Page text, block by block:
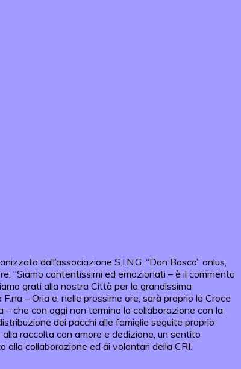
dall’associazione S.I.N.G. “Don Bosco” onlus,
“Siamo contentissimi ed emozionati – è il commento
grati alla nostra Città per la grandissima
– Oria e, nelle prossime ore, sarà proprio la Croce
che con oggi non termina la collaborazione con la
dei pacchi alle famiglie seguite proprio
raccolta con amore e dedizione, un sentito
collaborazione ed ai volontari della CRI.